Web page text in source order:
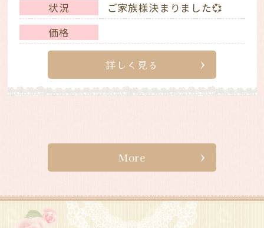
状況
ご家族様決まりました💞
価格
詳しく見る
More